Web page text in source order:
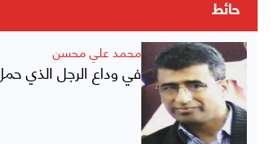
حائط
محمد علي محسن
في وداع الرجل الذي